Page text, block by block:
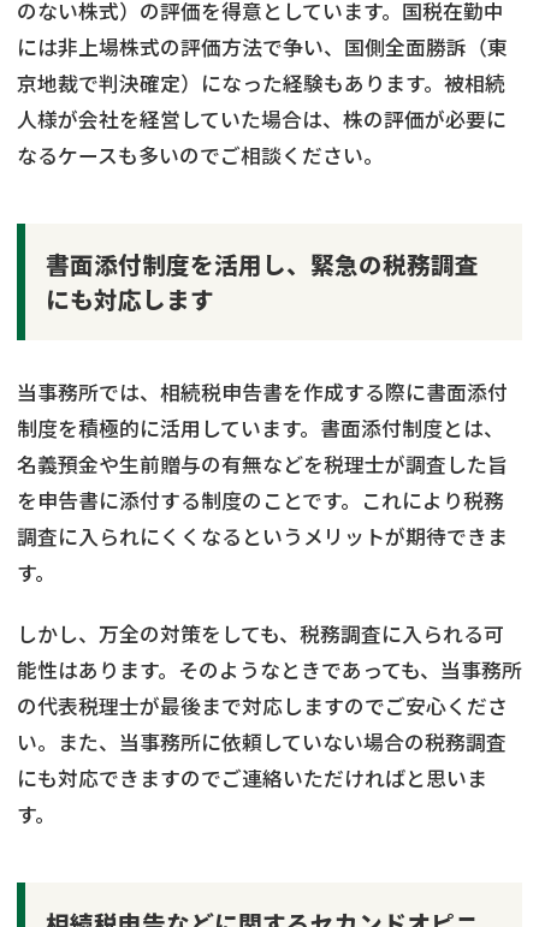
のない株式）の評価を得意としています。国税在勤中
には非上場株式の評価方法で争い、国側全面勝訴（東
京地裁で判決確定）になった経験もあります。被相続
人様が会社を経営していた場合は、株の評価が必要に
なるケースも多いのでご相談ください。
書面添付制度を活用し、緊急の税務調査
にも対応します
当事務所では、相続税申告書を作成する際に書面添付
制度を積極的に活用しています。書面添付制度とは、
名義預金や生前贈与の有無などを税理士が調査した旨
を申告書に添付する制度のことです。これにより税務
調査に入られにくくなるというメリットが期待できま
す。
しかし、万全の対策をしても、税務調査に入られる可
能性はあります。そのようなときであっても、当事務所
の代表税理士が最後まで対応しますのでご安心くださ
い。また、当事務所に依頼していない場合の税務調査
にも対応できますのでご連絡いただければと思いま
す。